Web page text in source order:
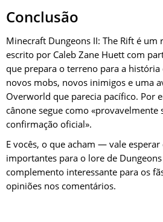
Conclusão
Minecraft Dungeons II: The Rift é
escrito por Caleb Zane Huett com
que prepara o terreno para a
novos mobs, novos inimigos e uma
Overworld que parecia pacífico. Por
cânone segue como «provavelmente
confirmação oficial».
E vocês, o que acham — vale esperar
importantes para o lore de
complemento interessante para os
opiniões nos comentários.